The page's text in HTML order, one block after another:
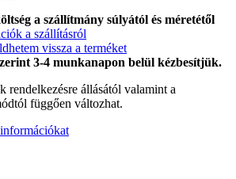
a szállítmány súlyától és méretétől
a szállításról
vissza a terméket
3-4 munkanapon belül kézbesítjük.
rendelkezésre állásától valamint a
függően változhat.